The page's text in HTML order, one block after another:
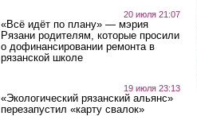
20 июля 21:07
«Всё идёт по плану» — мэрия
Рязани родителям, которые просили
о дофинансировании ремонта в
рязанской школе
19 июля 23:13
«Экологический рязанский альянс»
перезапустил «карту свалок»